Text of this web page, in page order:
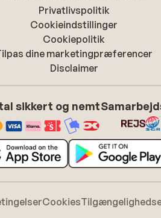
Privatlivspolitik
Cookieindstillinger
Cookiepolitik
dine marketingpræferencer
Disclaimer
sikkert og nemt
Cookies